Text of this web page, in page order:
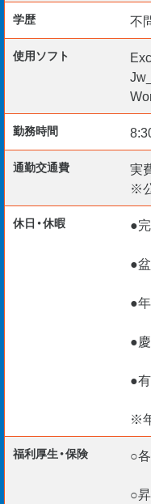
実績とブランドには遜
学歴 不
使用ソフト
勤務時間
通勤交通費
実
※
休日・休暇
●
●
●
●
●
※
福利厚生・保険
○
○